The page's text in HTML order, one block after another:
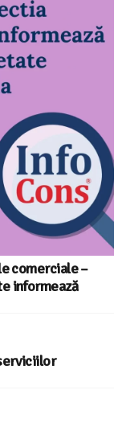
comerciale –
informează